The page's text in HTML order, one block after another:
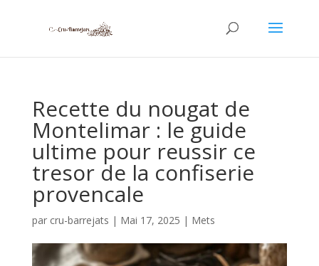
Recette du nougat de
Montelimar : le guide
ultime pour reussir ce
tresor de la confiserie
provencale
par cru-barrejats | Mai 17, 2025 | Mets